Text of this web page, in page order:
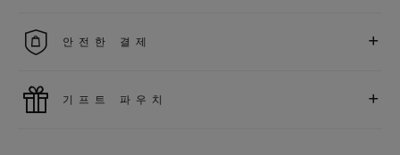
을 누려보세요
안전한 결제 +
모든 제품은 빠르고 안전하게 결제가 가능하며, 개인정보를 안
기프트 파우치 +